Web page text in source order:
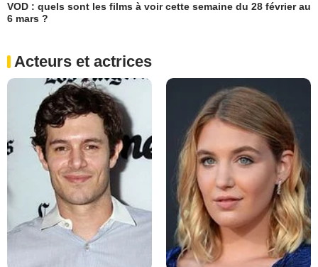
VOD : quels sont les films à voir cette semaine du 28 février au
6 mars ?
Acteurs et actrices